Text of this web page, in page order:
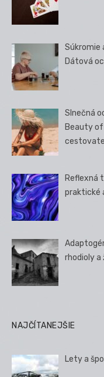
Súkromie
Dátová
Slnečná
Beauty of
Reflexná
praktické
rhodioly a
NAJČÍTANEJŠIE
Lety a